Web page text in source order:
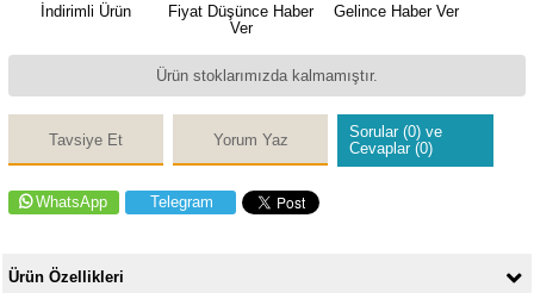
İndirimli Ürün
Fiyat Düşünce Haber
Ver
Gelince Haber Ver
Ürün stoklarımızda kalmamıştır.
Tavsiye Et Yorum Yaz
Sorular (0) ve
Cevaplar (0)
WhatsApp Telegram
Ürün Özellikleri